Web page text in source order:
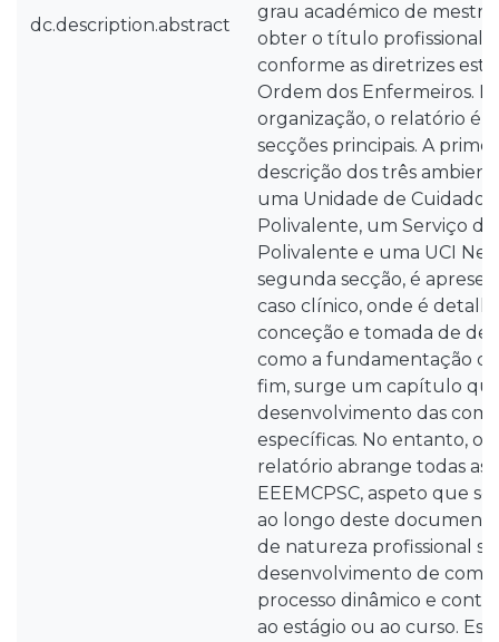
dc.description.abstract
grau académico de
obter o título profissional
conforme as diretrizes
Ordem dos Enfermeiros.
organização, o relatório é
secções principais. A
descrição dos três
uma Unidade de Cuidados
Polivalente, um Serviço
Polivalente e uma UCI
segunda secção, é
caso clínico, onde é
conceção e tomada de
como a fundamentação
fim, surge um capítulo
desenvolvimento das
específicas. No entanto, o
relatório abrange todas as
EEEMCPSC, aspeto que
ao longo deste
de natureza profissional
desenvolvimento de
processo dinâmico e
ao estágio ou ao curso.